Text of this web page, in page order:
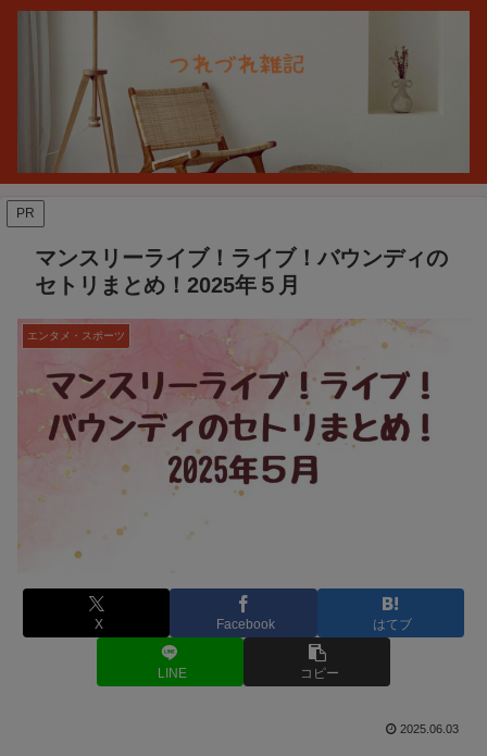
PR
マンスリーライブ！ライブ！バウンディの
セトリまとめ！2025年５月
エンタメ・スポーツ
X Facebook はてブ
LINE コピー
2025.06.03